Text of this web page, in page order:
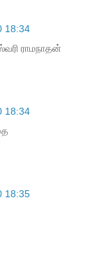
18:34
ராமநாதன்
18:34
18:35